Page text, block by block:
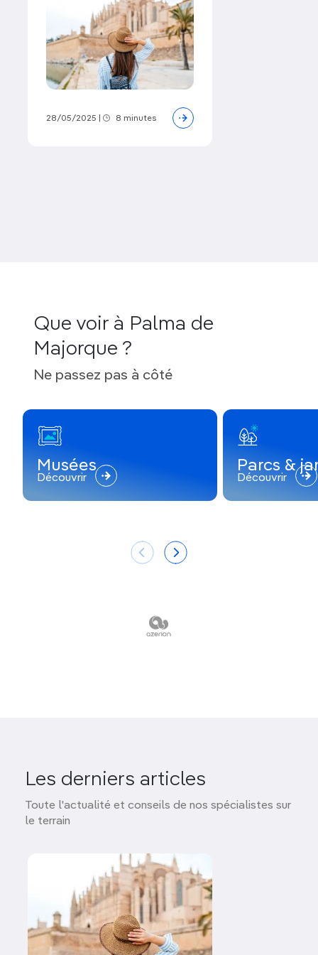
régates amène du beau monde, autrement dit d’avril
à octobre.
Pas un mois ne se passe à Palma sans quelque
festivité, d’un genre ou d’un autre : les défilés du
carnaval en février, avant le carême, les feux
Noël en décembre sont des événements à ne pas
28/05/2025 8 minutes
Que voir à Palma de
Majorque ?
Ne passez pas à côté
Musées
Découvrir
Parcs &
Découvrir
Les derniers articles
Toute l'actualité et conseils de nos spécialistes sur
le terrain